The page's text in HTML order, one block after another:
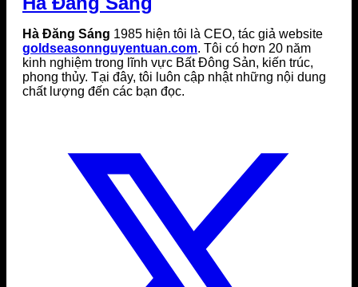
Hà Đăng Sáng 1985 hiện tôi là CEO, tác giả website
goldseasonnguyentuan.com. Tôi có hơn 20 năm
kinh nghiệm trong lĩnh vực Bất Đông Sản, kiến trúc,
phong thủy. Tại đây, tôi luôn cập nhật những nội dung
chất lượng đến các bạn đọc.